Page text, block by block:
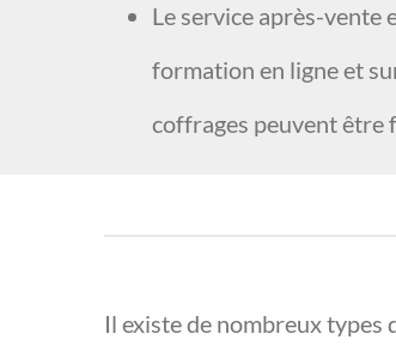
Le service après-vente
formation en ligne et
coffrages peuvent être
Il existe de nombreux